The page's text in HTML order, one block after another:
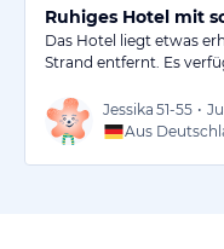
Ruhiges Hotel mit
Das Hotel liegt etwas
Strand entfernt. Es
Jessika 51-55 •
Aus